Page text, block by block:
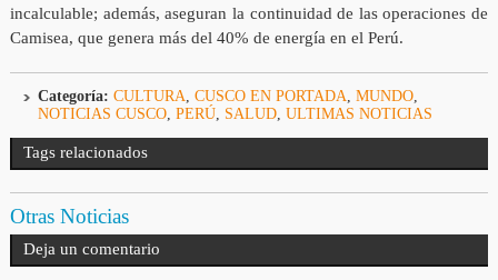
incalculable; además, aseguran la continuidad de las operaciones de
Camisea, que genera más del 40% de energía en el Perú.
Categoría: CULTURA, CUSCO EN PORTADA, MUNDO,
NOTICIAS CUSCO, PERÚ, SALUD, ULTIMAS NOTICIAS
Tags relacionados
Otras Noticias
Deja un comentario